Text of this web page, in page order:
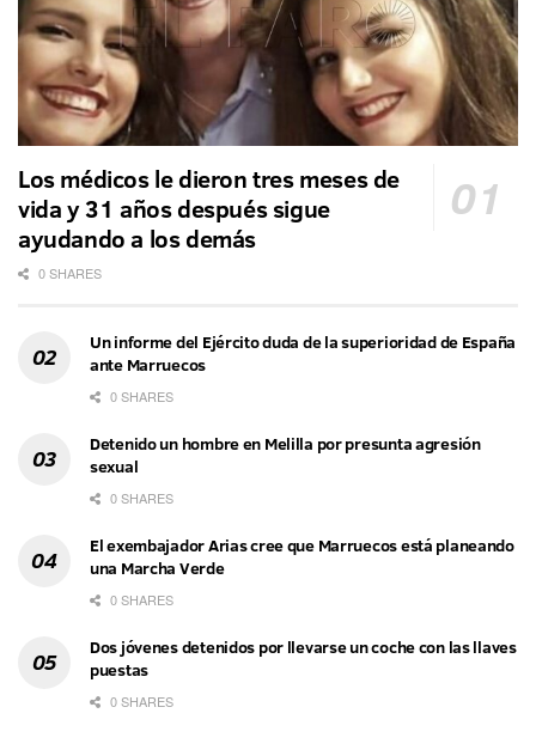
Los médicos le dieron tres meses de
vida y 31 años después sigue
ayudando a los demás
0 SHARES
Un informe del Ejército duda de la superioridad de España
ante Marruecos
0 SHARES
Detenido un hombre en Melilla por presunta agresión
sexual
0 SHARES
El exembajador Arias cree que Marruecos está planeando
una Marcha Verde
0 SHARES
Dos jóvenes detenidos por llevarse un coche con las llaves
puestas
0 SHARES